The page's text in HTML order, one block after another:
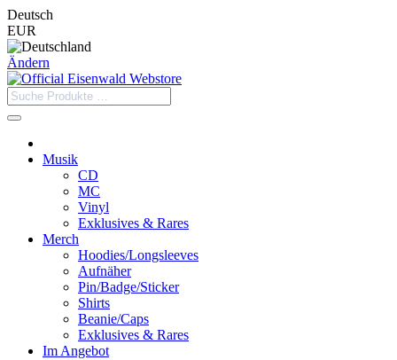
Deutsch
EUR
Ändern
Musik
CD
MC
Vinyl
Exklusives & Rares
Merch
Hoodies/Longsleeves
Aufnäher
Pin/Badge/Sticker
Shirts
Beanie/Caps
Exklusives & Rares
Im Angebot